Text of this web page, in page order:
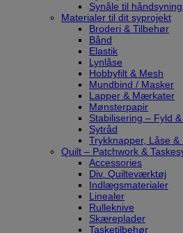
Synåle til
Materialer til dit syprojekt
Broderi & Tilbehør
Bånd
Elastik
Lynlåse
Hobbyfilt & Mesh
Mundbind / Masker
Lapper & Mærkater
Mønsterpapir
Stabilisering – Fyld
Sytråd
Trykknapper, Låse
Quilt – Patchwork &
Accessories
Div. Quilteværktøj
Indlægsmaterialer
Linealer
Rulleknive
Skæreplader
Tasketilbehør